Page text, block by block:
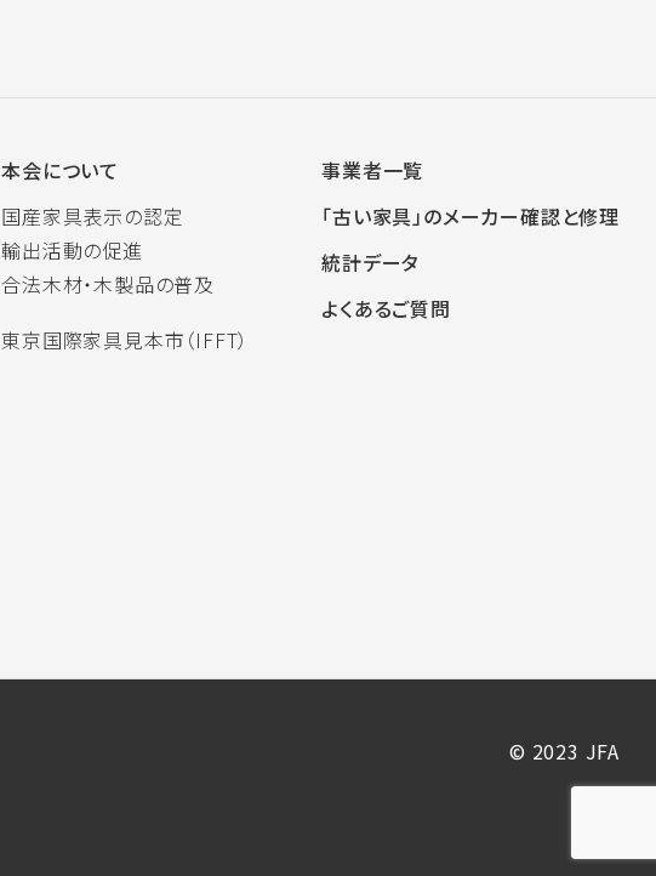
本会について
国産家具表示の認定
輸出活動の促進
合法木材・木製品の普及
東京国際家具見本市（IFFT）
事業者一覧
「古い家具」のメーカー確認と修理
統計データ
よくあるご質問
© 2023 JFA